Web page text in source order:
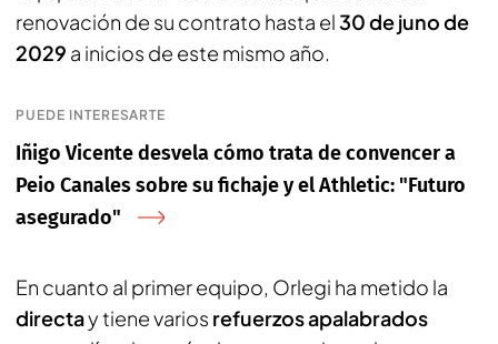
renovación de su contrato hasta el30 de juno de
2029 a inicios de este mismo año.
PUEDE INTERESARTE
Iñigo Vicente desvela cómo trata de convencer a
Peio Canales sobre su fichaje y el Athletic: "Futuro
asegurado"
En cuanto al primer equipo, Orlegi ha metido la
directay tiene varios refuerzos apalabrados